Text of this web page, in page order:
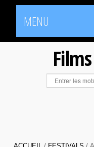
MENU